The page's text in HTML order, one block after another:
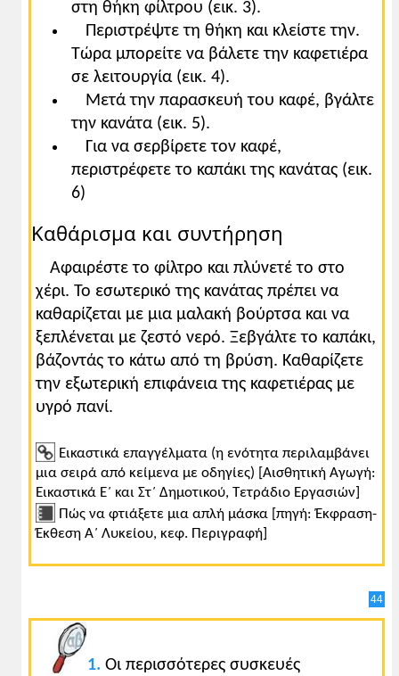
στη θήκη φίλτρου (εικ. 3).
Περιστρέψτε τη θήκη και κλείστε την.
Τώρα μπορείτε να βάλετε την καφετιέρα
σε λειτουργία (εικ. 4).
Μετά την παρασκευή του καφέ, βγάλτε
την κανάτα (εικ. 5).
Για να σερβίρετε τον καφέ,
περιστρέφετε το καπάκι της κανάτας (εικ.
6)
Καθάρισμα και συντήρηση
Αφαιρέστε το φίλτρο και πλύνετέ το στο
χέρι. Το εσωτερικό της κανάτας πρέπει να
καθαρίζεται με μια μαλακή βούρτσα και να
ξεπλένεται με ζεστό νερό. Ξεβγάλτε το καπάκι,
βάζοντάς το κάτω από τη βρύση. Καθαρίζετε
την εξωτερική επιφάνεια της καφετιέρας με
υγρό πανί.
Εικαστικά επαγγέλματα (η ενότητα περιλαμβάνει
μια σειρά από κείμενα με οδηγίες) [Αισθητική Αγωγή:
Εικαστικά Ε΄ και Στ΄ Δημοτικού, Τετράδιο Εργασιών]
Πώς να φτιάξετε μια απλή μάσκα [πηγή: Έκφραση-
Έκθεση Α΄ Λυκείου, κεφ. Περιγραφή]
44
1. Οι περισσότερες συσκευές